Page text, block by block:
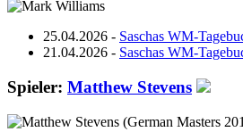
25.04.2026 - Saschas WM-
21.04.2026 - Saschas WM-
Spieler: Matthew Stevens